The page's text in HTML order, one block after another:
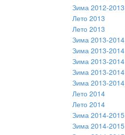
Зима 2012-2013
Лето 2013
Лето 2013
Зима 2013-2014
Зима 2013-2014
Зима 2013-2014
Зима 2013-2014
Зима 2013-2014
Лето 2014
Лето 2014
Зима 2014-2015
Зима 2014-2015